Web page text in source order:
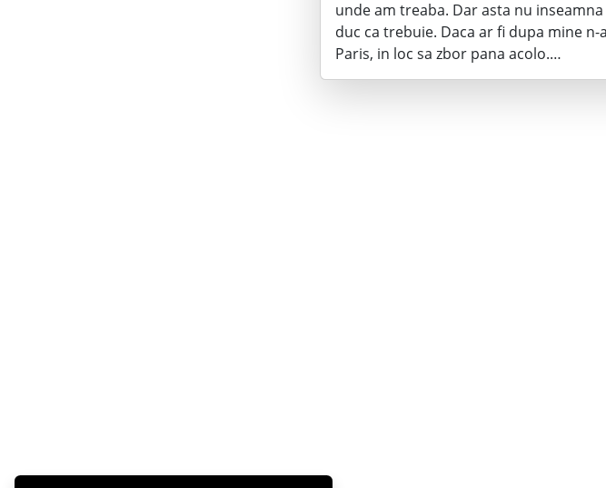
unde am treaba. Dar asta nu
duc ca trebuie. Daca ar fi dupa mine
Paris, in loc sa zbor pana acolo.…